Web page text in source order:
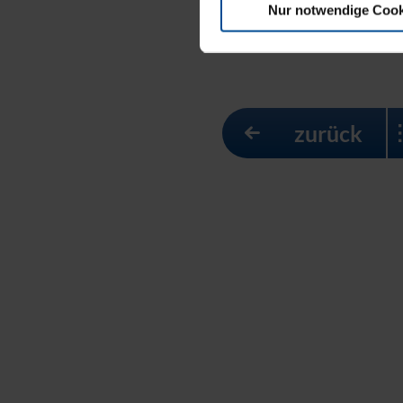
Nur notwendige
zurück